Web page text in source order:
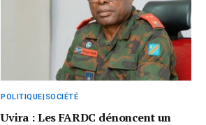
POLITIQUE|SOCIÉTÉ
Uvira : Les FARDC dénoncent un